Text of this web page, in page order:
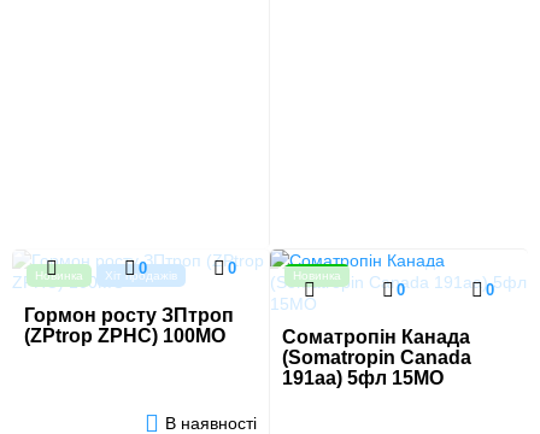
Новинка Хіт продажів
0 0
Гормон росту ЗПтроп
(ZPtrop ZPHC) 100МО
В наявності
Новинка
0 0
Соматропін Канада
(Somatropin Canada
191aa) 5фл 15МО